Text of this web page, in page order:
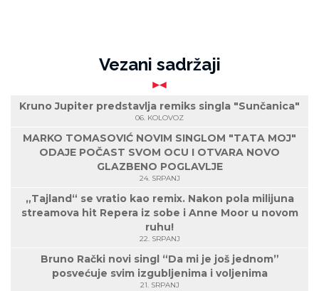
Vezani sadržaji
Kruno Jupiter predstavlja remiks singla "Sunčanica"
06. KOLOVOZ
MARKO TOMASOVIĆ NOVIM SINGLOM "TATA MOJ"
ODAJE POČAST SVOM OCU I OTVARA NOVO
GLAZBENO POGLAVLJE
24. SRPANJ
„Tajland“ se vratio kao remix. Nakon pola milijuna
streamova hit Repera iz sobe i Anne Moor u novom
ruhu!
22. SRPANJ
Bruno Rački novi singl “Da mi je još jednom”
posvećuje svim izgubljenima i voljenima
21. SRPANJ